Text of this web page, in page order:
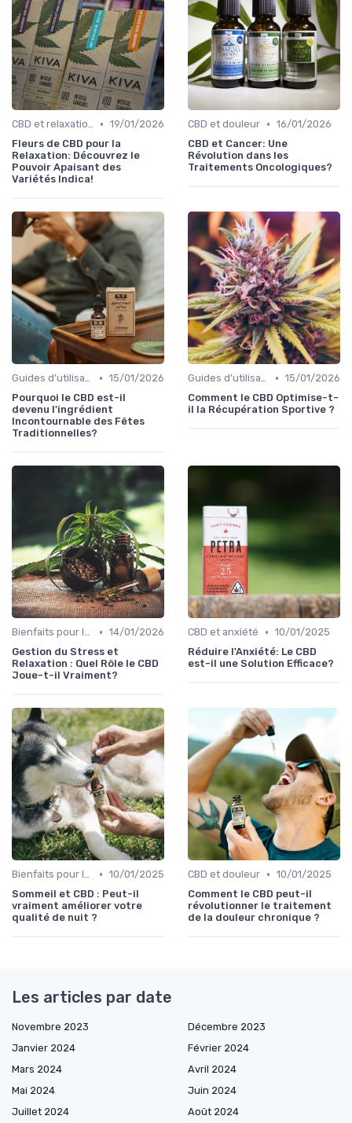
CBD et relaxation • 19/01/2026
Fleurs de CBD pour la
Relaxation: Découvrez le
Pouvoir Apaisant des
Variétés Indica!
CBD et douleur • 16/01/2026
CBD et Cancer: Une
Révolution dans les
Traitements Oncologiques?
Guides d'utilisation • 15/01/2026
Pourquoi le CBD est-il
devenu l'ingrédient
Incontournable des Fêtes
Traditionnelles?
Guides d'utilisation • 15/01/2026
Comment le CBD Optimise-t-
il la Récupération Sportive ?
Bienfaits pour la santé • 14/01/2026
Gestion du Stress et
Relaxation : Quel Rôle le CBD
Joue-t-il Vraiment?
CBD et anxiété • 10/01/2025
Réduire l'Anxiété: Le CBD
est-il une Solution Efficace?
Bienfaits pour la santé • 10/01/2025
Sommeil et CBD : Peut-il
vraiment améliorer votre
qualité de nuit ?
CBD et douleur • 10/01/2025
Comment le CBD peut-il
révolutionner le traitement
de la douleur chronique ?
Les articles par date
Novembre 2023
Décembre 2023
Janvier 2024
Février 2024
Mars 2024
Avril 2024
Mai 2024
Juin 2024
Juillet 2024
Août 2024